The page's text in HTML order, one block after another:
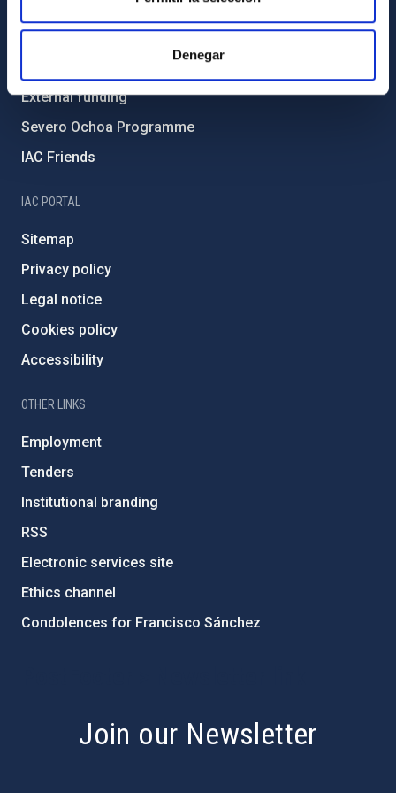
Denegar
Environment and Sustainability
Forever IAC
External funding
Severo Ochoa Programme
IAC Friends
IAC PORTAL
Sitemap
Privacy policy
Legal notice
Cookies policy
Accessibility
OTHER LINKS
Employment
Tenders
Institutional branding
RSS
Electronic services site
Ethics channel
Condolences for Francisco Sánchez
Join our Newsletter